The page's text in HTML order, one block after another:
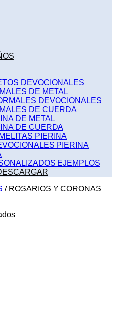
DEVOCIONALES
DE METAL
DEVOCIONALES
DE CUERDA
DE METAL
DE CUERDA
PIERINA
PIERINA
EJEMPLOS
/ROSARIOS Y CORONAS
Ordenado